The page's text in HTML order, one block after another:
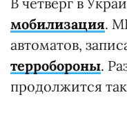
мобилизация.
автоматов,
терробороны.
продолжится